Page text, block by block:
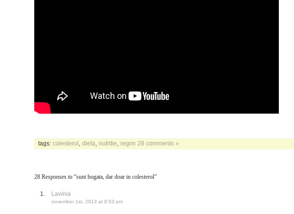
tags: colesterol dieta nutritie regim 28 comments »
28 Responses to “sunt bogata, dar doar in colesterol”
Lavinia
november 1st, 2013 at 8:53 pm